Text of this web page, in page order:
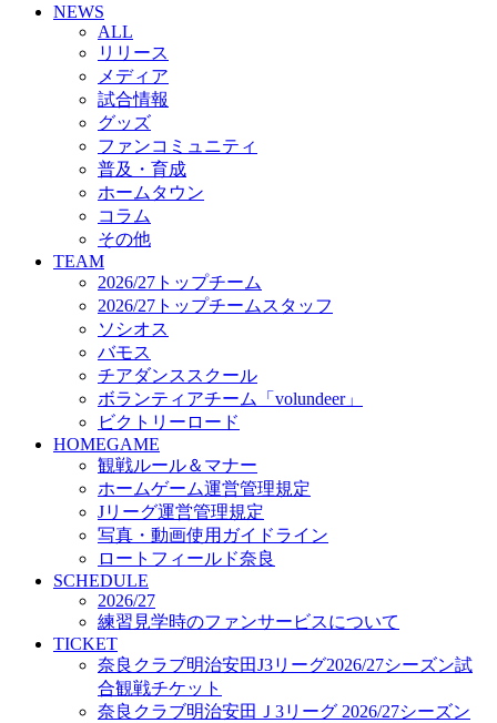
ボランティアチーム「volundeer」
ビクトリーロード
HOMEGAME
観戦ルール＆マナー
ホームゲーム運営管理規定
Jリーグ運営管理規定
写真・動画使用ガイドライン
ロートフィールド奈良
SCHEDULE
2026/27
練習見学時のファンサービスについて
TICKET
奈良クラブ明治安田J3リーグ2026/27シーズン試
合観戦チケット
奈良クラブ明治安田Ｊ3リーグ 2026/27シーズン
「鹿パス」
観戦ルール＆マナー
FANCOMMUNITY
2026/27ファンコミュニティ
サポートショップ
GOODS
オフィシャルストア（実店舗）
オンラインストア
ACADEMY
アカデミーについて
プロジェクト
コーチ&スタッフ
ジュニア
ジュニアユース
ユース
練習拠点（ナラディーア）
SCHOOL
NEWS
ALL
リリース
メディア
試合情報
グッズ
ファンコミュニティ
普及・育成
ホームタウン
コラム
その他
TEAM
2026/27トップチーム
2026/27トップチームスタッフ
ソシオス
バモス
チアダンススクール
ボランティアチーム「volundeer」
ビクトリーロード
HOMEGAME
観戦ルール＆マナー
ホームゲーム運営管理規定
Jリーグ運営管理規定
写真・動画使用ガイドライン
ロートフィールド奈良
SCHEDULE
2026/27
練習見学時のファンサービスについて
TICKET
奈良クラブ明治安田J3リーグ2026/27シーズン試
合観戦チケット
奈良クラブ明治安田Ｊ3リーグ 2026/27シーズン